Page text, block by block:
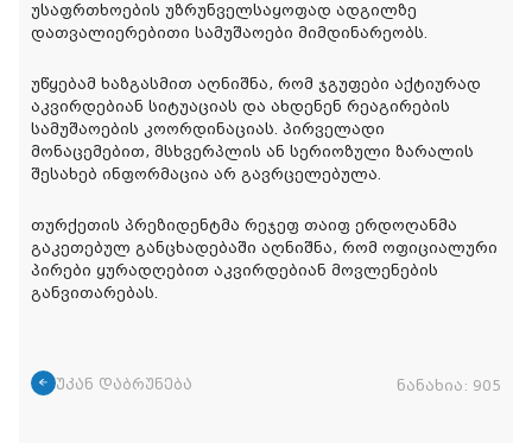
უსაფრთხოების უზრუნველსაყოფად ადგილზე
დათვალიერებითი სამუშაოები მიმდინარეობს.
უწყებამ ხაზგასმით აღნიშნა, რომ ჯგუფები აქტიურად
აკვირდებიან სიტუაციას და ახდენენ რეაგირების
სამუშაოების კოორდინაციას. პირველადი
მონაცემებით, მსხვერპლის ან სერიოზული ზარალის
შესახებ ინფორმაცია არ გავრცელებულა.
თურქეთის პრეზიდენტმა რეჯეფ თაიფ ერდოღანმა
გაკეთებულ განცხადებაში აღნიშნა, რომ ოფიციალური
პირები ყურადღებით აკვირდებიან მოვლენების
განვითარებას.
უკან დაბრუნება ნანახია: 905